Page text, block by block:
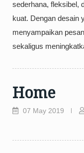
sederhana, fleksibel,
kuat. Dengan desain
menyampaikan
sekaligus
Home
07 May 2019